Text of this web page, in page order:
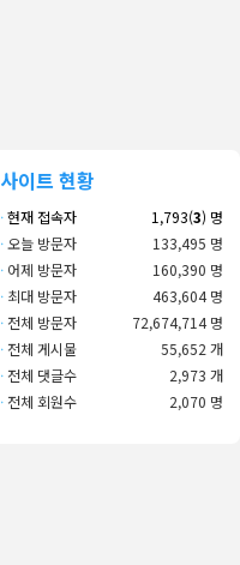
사이트 현황
·현재 접속자 1,793(3) 명
·오늘 방문자
133,495 명
· 어제 방문자
160,390 명
· 최대 방문자
463,604 명
· 전체 방문자
72,674,714 명
· 전체 게시물
55,652 개
· 전체 댓글수
2,973 개
· 전체 회원수 2,070 명